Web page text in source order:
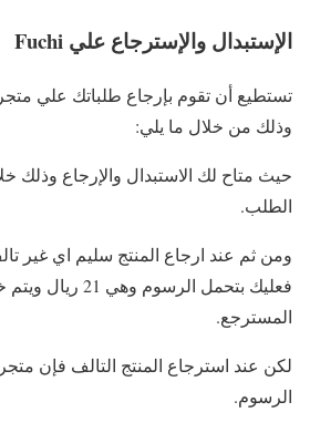
الإستبدال والإسترجاع علي Fuchi
تستطيع أن تقوم بإرجاع طلباتك علي
وذلك من خلال ما يلي:
الطلب.
ومن ثم عند ارجاع المنتج سليم اي غير
فعليك بتحمل
المسترجع.
لكن عند استرجاع المنتج التالف فإن
الرسوم.